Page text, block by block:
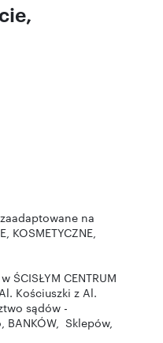
na
KOSMETYCZNE,
ŚCISŁYM CENTRUM
Kościuszki z Al.
sądów -
BANKÓW, Sklepów,